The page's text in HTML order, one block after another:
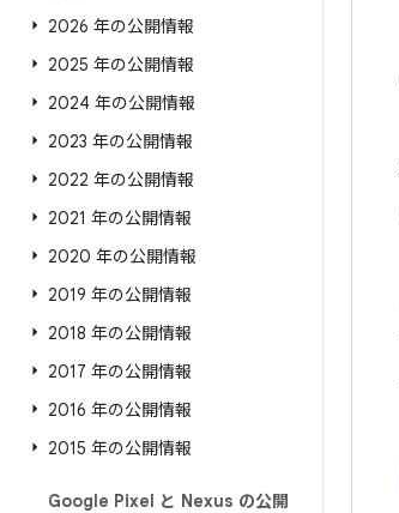
2026 年の公開情報
2025 年の公開情報
2024 年の公開情報
2023 年の公開情報
2022 年の公開情報
2021 年の公開情報
2020 年の公開情報
2019 年の公開情報
2018 年の公開情報
2017 年の公開情報
2016 年の公開情報
2015 年の公開情報
Google Pixel と Nexus の公開